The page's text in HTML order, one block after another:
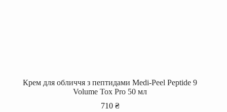
Крем для обличчя з пептидами Medi-Peel Peptide 9
Volume Tox Pro 50 мл
710 ₴